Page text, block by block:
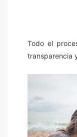
Todo el
transparencia